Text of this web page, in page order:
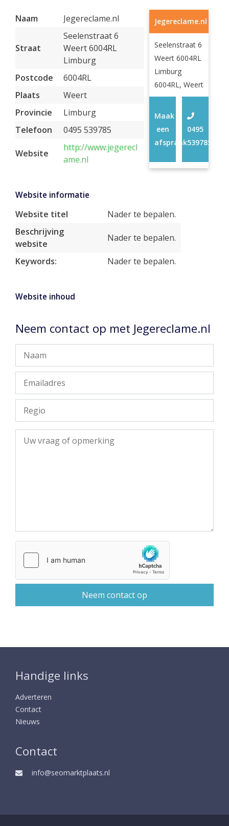
Naam Jegereclame.nl
Straat
Seelenstraat 6
Weert 6004RL
Limburg
Postcode
6004RL
Plaats
Weert
Provincie
Limburg
Telefoon
0495 539785
Website
http://www.jegerecl
ame.nl
Jegereclame.nl
Seelenstraat 6
Weert 6004RL
Limburg
6004RL, Weert
0495
539785
Maak
een
afspraak
Website informatie
Website titel
Nader te bepalen.
Beschrijving
website
Nader te bepalen.
Keywords: Nader te bepalen.
Website inhoud
Neem contact op met Jegereclame.nl
Handige links
Adverteren
Contact
Nieuws
Contact
info@seomarktplaats.nl